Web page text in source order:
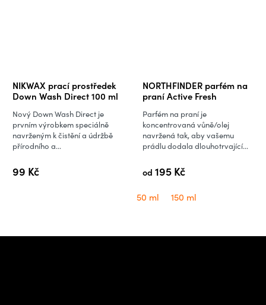
NIKWAX prací prostředek
Down Wash Direct 100 ml
99 Kč
Nový Down Wash Direct je
prvním výrobkem speciálně
navrženým k čistění a údržbě
přírodního a...
NORTHFINDER parfém na
praní Active Fresh
od 195 Kč
Parfém na praní je
koncentrovaná vůně/olej
navržená tak, aby vašemu
prádlu dodala dlouhotrvající...
50 ml 150 ml
Z